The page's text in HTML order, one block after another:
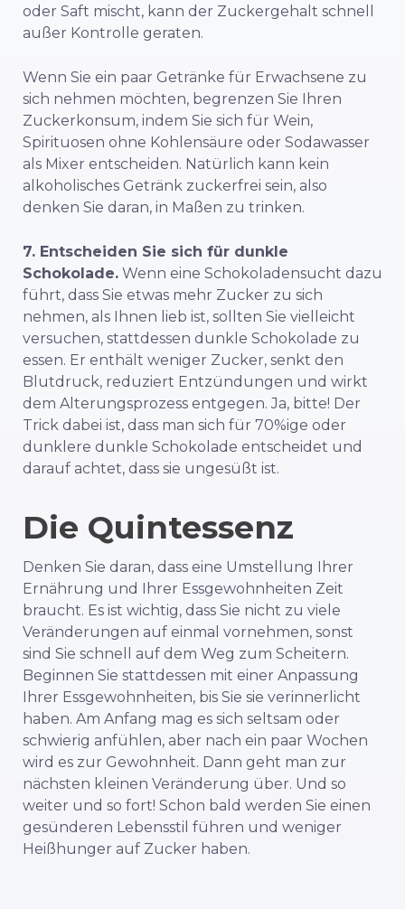
oder Saft mischt, kann der Zuckergehalt schnell
außer Kontrolle geraten.
Wenn Sie ein paar Getränke für Erwachsene zu
sich nehmen möchten, begrenzen Sie Ihren
Zuckerkonsum, indem Sie sich für Wein,
Spirituosen ohne Kohlensäure oder Sodawasser
als Mixer entscheiden. Natürlich kann kein
alkoholisches Getränk zuckerfrei sein, also
denken Sie daran, in Maßen zu trinken.
7. Entscheiden Sie sich für dunkle
Schokolade. Wenn eine Schokoladensucht dazu
führt, dass Sie etwas mehr Zucker zu sich
nehmen, als Ihnen lieb ist, sollten Sie vielleicht
versuchen, stattdessen dunkle Schokolade zu
essen. Er enthält weniger Zucker, senkt den
Blutdruck, reduziert Entzündungen und wirkt
dem Alterungsprozess entgegen. Ja, bitte! Der
Trick dabei ist, dass man sich für 70%ige oder
dunklere dunkle Schokolade entscheidet und
darauf achtet, dass sie ungesüßt ist.
Die Quintessenz
Denken Sie daran, dass eine Umstellung Ihrer
Ernährung und Ihrer Essgewohnheiten Zeit
braucht. Es ist wichtig, dass Sie nicht zu viele
Veränderungen auf einmal vornehmen, sonst
sind Sie schnell auf dem Weg zum Scheitern.
Beginnen Sie stattdessen mit einer Anpassung
Ihrer Essgewohnheiten, bis Sie sie verinnerlicht
haben. Am Anfang mag es sich seltsam oder
schwierig anfühlen, aber nach ein paar Wochen
wird es zur Gewohnheit. Dann geht man zur
nächsten kleinen Veränderung über. Und so
weiter und so fort! Schon bald werden Sie einen
gesünderen Lebensstil führen und weniger
Heißhunger auf Zucker haben.